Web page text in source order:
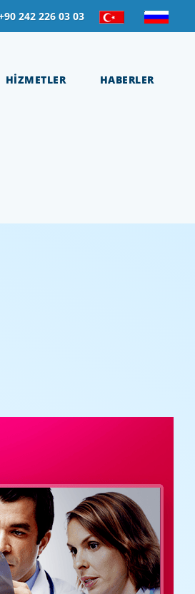
242 226 03 03
HİZMETLER HABERLER